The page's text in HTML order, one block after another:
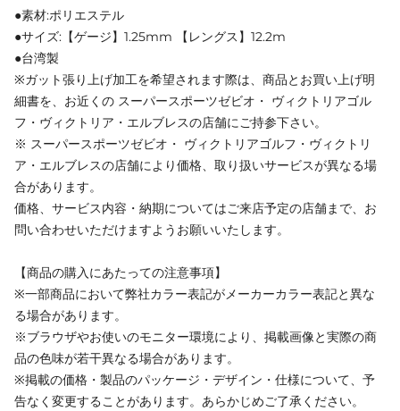
●素材:ポリエステル
●サイズ:【ゲージ】1.25mm 【レングス】12.2m
●台湾製
※ガット張り上げ加工を希望されます際は、商品とお買い上げ明
細書を、お近くの スーパースポーツゼビオ・ ヴィクトリアゴル
フ・ヴィクトリア・エルブレスの店舗にご持参下さい。
※ スーパースポーツゼビオ・ ヴィクトリアゴルフ・ヴィクトリ
ア・エルブレスの店舗により価格、取り扱いサービスが異なる場
合があります。
価格、サービス内容・納期についてはご来店予定の店舗まで、お
問い合わせいただけますようお願いいたします。
【商品の購入にあたっての注意事項】
※一部商品において弊社カラー表記がメーカーカラー表記と異な
る場合があります。
※ブラウザやお使いのモニター環境により、掲載画像と実際の商
品の色味が若干異なる場合があります。
※掲載の価格・製品のパッケージ・デザイン・仕様について、予
告なく変更することがあります。あらかじめご了承ください。